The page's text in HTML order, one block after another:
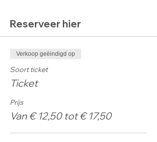
Reserveer hier
Verkoop geëindigd op
Soort ticket
Ticket
Prijs
Van € 12,50 tot € 17,50